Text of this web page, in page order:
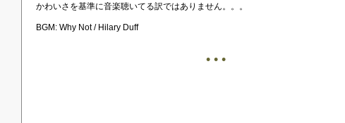
かわいさを基準に音楽聴いてる訳ではありません。。。
BGM: Why Not / Hilary Duff
• • •